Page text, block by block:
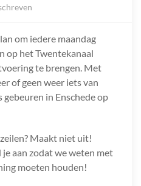
om iedere maandag
op het Twentekanaal
te brengen. Met
of geen weer iets van
in Enschede op
Maakt niet uit!
aan zodat we weten met
moeten houden!